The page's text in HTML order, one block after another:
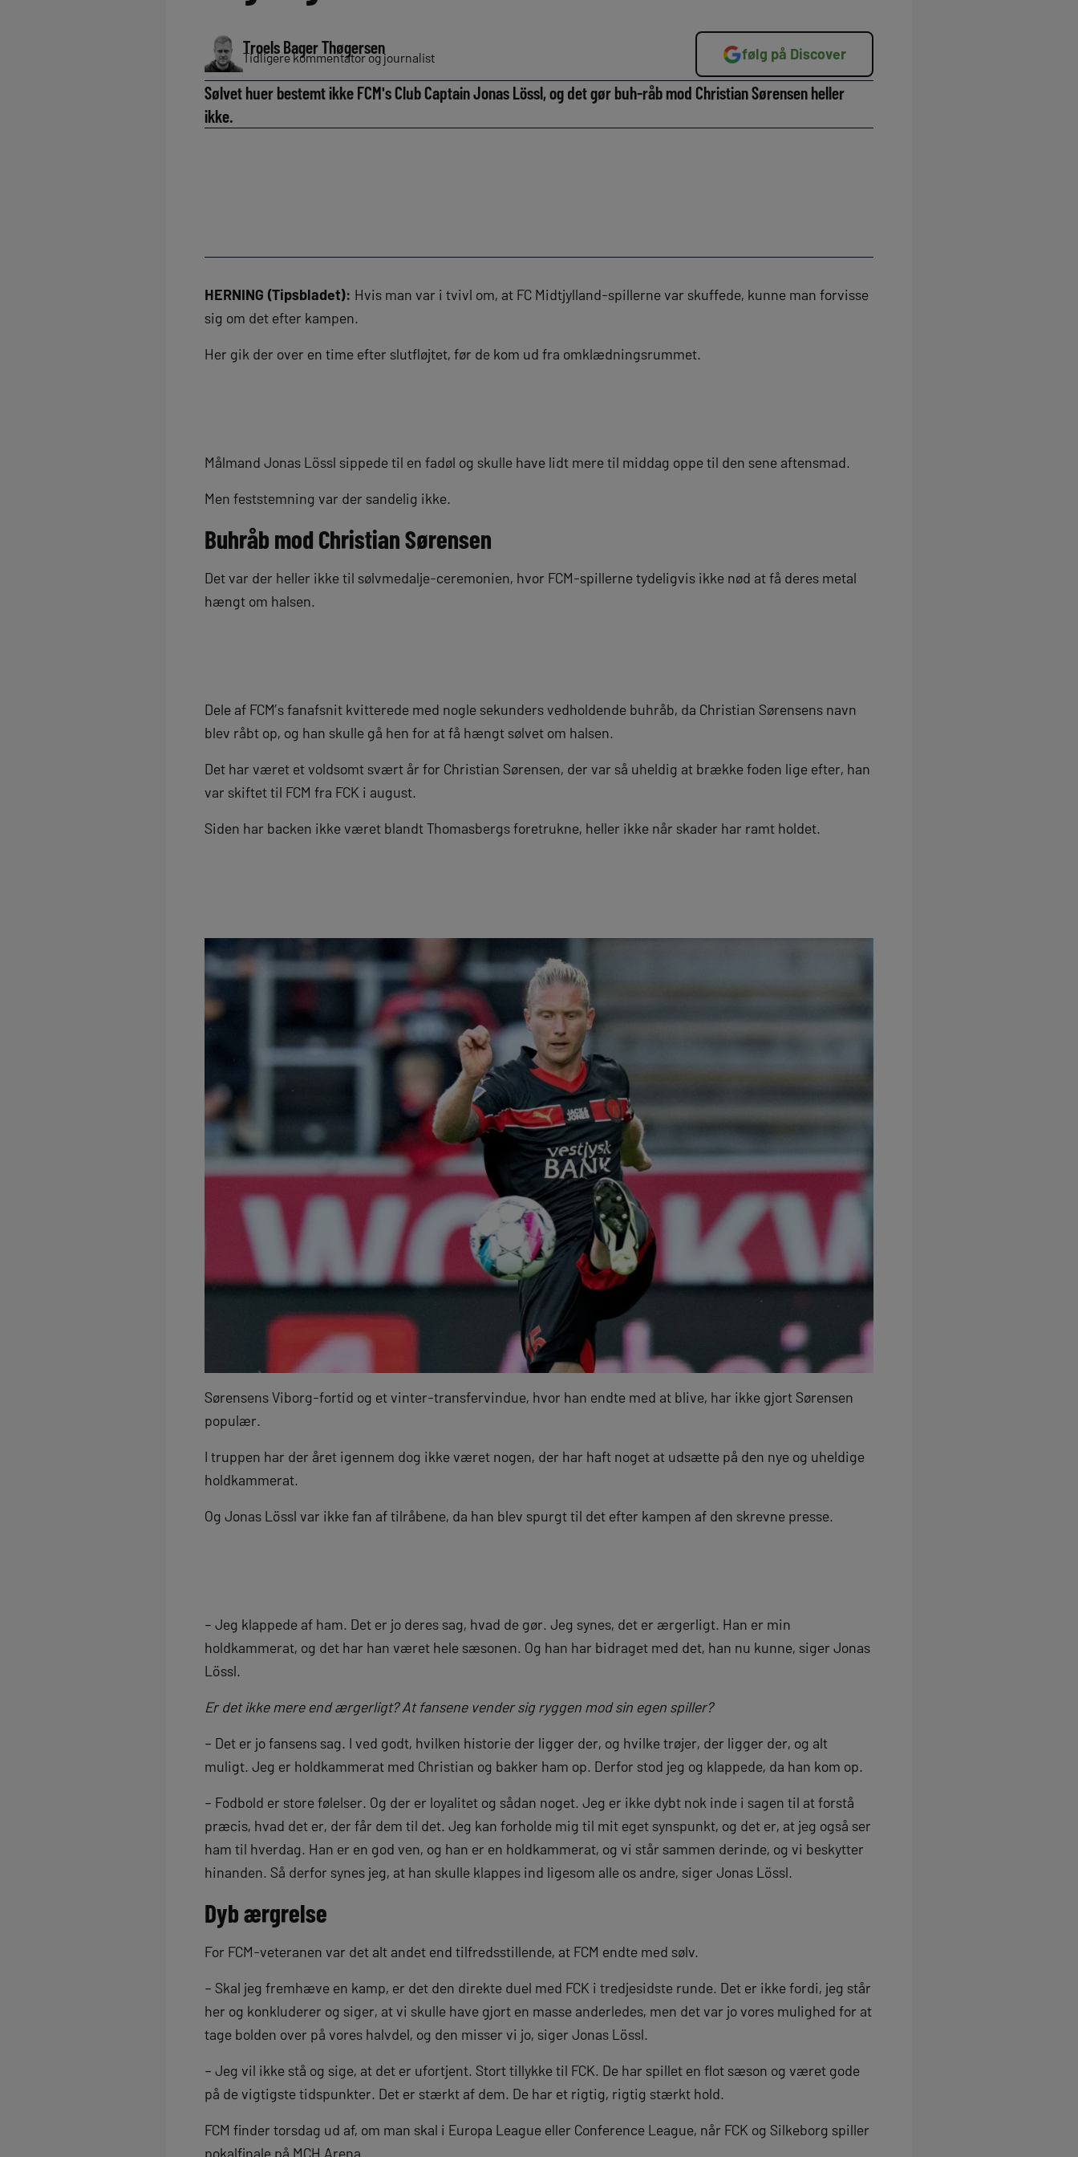
Troels Bager Thøgersen
Tidligere kommentator og journalist følg på Discover
Sølvet huer bestemt ikke FCM's Club Captain Jonas Lössl, og det gør buh-råb mod Christian Sørensen heller
ikke.
HERNING (Tipsbladet): Hvis man var i tvivl om, at FC Midtjylland-spillerne var skuffede, kunne man forvisse
sig om det efter kampen.
Her gik der over en time efter slutfløjtet, før de kom ud fra omklædningsrummet.
Målmand Jonas Lössl sippede til en fadøl og skulle have lidt mere til middag oppe til den sene aftensmad.
Men feststemning var der sandelig ikke.
Buhråb mod Christian Sørensen
Det var der heller ikke til sølvmedalje-ceremonien, hvor FCM-spillerne tydeligvis ikke nød at få deres metal
hængt om halsen.
Dele af FCM’s fanafsnit kvitterede med nogle sekunders vedholdende buhråb, da Christian Sørensens navn
blev råbt op, og han skulle gå hen for at få hængt sølvet om halsen.
Det har været et voldsomt svært år for Christian Sørensen, der var så uheldig at brække foden lige efter, han
var skiftet til FCM fra FCK i august.
Siden har backen ikke været blandt Thomasbergs foretrukne, heller ikke når skader har ramt holdet.
Sørensens Viborg-fortid og et vinter-transfervindue, hvor han endte med at blive, har ikke gjort Sørensen
populær.
I truppen har der året igennem dog ikke været nogen, der har haft noget at udsætte på den nye og uheldige
holdkammerat.
Og Jonas Lössl var ikke fan af tilråbene, da han blev spurgt til det efter kampen af den skrevne presse.
– Jeg klappede af ham. Det er jo deres sag, hvad de gør. Jeg synes, det er ærgerligt. Han er min
holdkammerat, og det har han været hele sæsonen. Og han har bidraget med det, han nu kunne, siger Jonas
Lössl.
Er det ikke mere end ærgerligt? At fansene vender sig ryggen mod sin egen spiller?
– Det er jo fansens sag. I ved godt, hvilken historie der ligger der, og hvilke trøjer, der ligger der, og alt
muligt. Jeg er holdkammerat med Christian og bakker ham op. Derfor stod jeg og klappede, da han kom op.
– Fodbold er store følelser. Og der er loyalitet og sådan noget. Jeg er ikke dybt nok inde i sagen til at forstå
præcis, hvad det er, der får dem til det. Jeg kan forholde mig til mit eget synspunkt, og det er, at jeg også ser
ham til hverdag. Han er en god ven, og han er en holdkammerat, og vi står sammen derinde, og vi beskytter
hinanden. Så derfor synes jeg, at han skulle klappes ind ligesom alle os andre, siger Jonas Lössl.
Dyb ærgrelse
For FCM-veteranen var det alt andet end tilfredsstillende, at FCM endte med sølv.
– Skal jeg fremhæve en kamp, er det den direkte duel med FCK i tredjesidste runde. Det er ikke fordi, jeg står
her og konkluderer og siger, at vi skulle have gjort en masse anderledes, men det var jo vores mulighed for at
tage bolden over på vores halvdel, og den misser vi jo, siger Jonas Lössl.
– Jeg vil ikke stå og sige, at det er ufortjent. Stort tillykke til FCK. De har spillet en flot sæson og været gode
på de vigtigste tidspunkter. Det er stærkt af dem. De har et rigtig, rigtig stærkt hold.
FCM finder torsdag ud af, om man skal i Europa League eller Conference League, når FCK og Silkeborg spiller
pokalfinale på MCH Arena.